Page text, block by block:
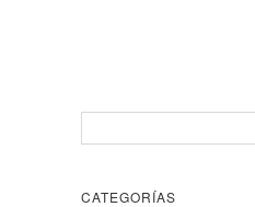
CATEGORÍAS